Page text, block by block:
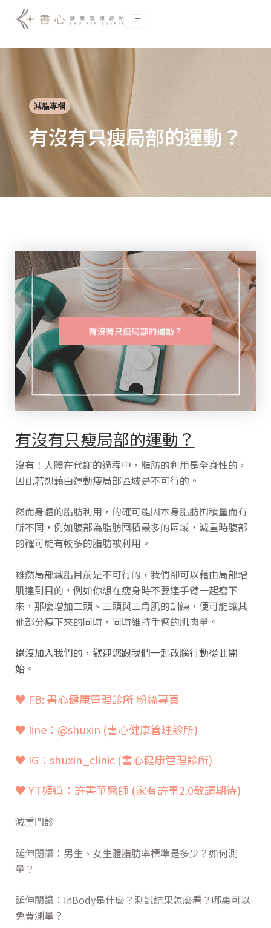
減脂專欄
有沒有只瘦局部的運動？
有沒有只瘦局部的運動？
沒有！ 人體在代謝的過程中，脂肪的利用是全身性的，
因此若想藉由運動瘦局部區域是不可行的。
然而身體的脂肪利用，的確可能因本身脂肪囤積量而有
所不同，例如腹部為脂肪囤積最多的區域，減重時腹部
的確可能有較多的脂肪被利用。
雖然局部減脂目前是不可行的，我們卻可以藉由局部增
肌達到目的，例如你想在瘦身時不要連手臂一起瘦下
來，那麼增加二頭、三頭與三角肌的訓練，便可能讓其
他部分瘦下來的同時，同時維持手臂的肌肉量。
還沒加入我們的，歡迎您跟我們一起改腦行動從此開
始。
♥ FB: 書心健康管理診所 粉絲專頁
♥ line：@shuxin (書心健康管理診所)
♥ IG：shuxin_clinic (書心健康管理診所)
♥ YT頻道： 許書華醫師 (家有許事2.0敬請期待)
減重門診
延伸閱讀： 男生、女生體脂肪率標準是多少？如何測
量？
延伸閱讀： InBody是什麼？測試結果怎麼看？哪裏可以
免費測量？